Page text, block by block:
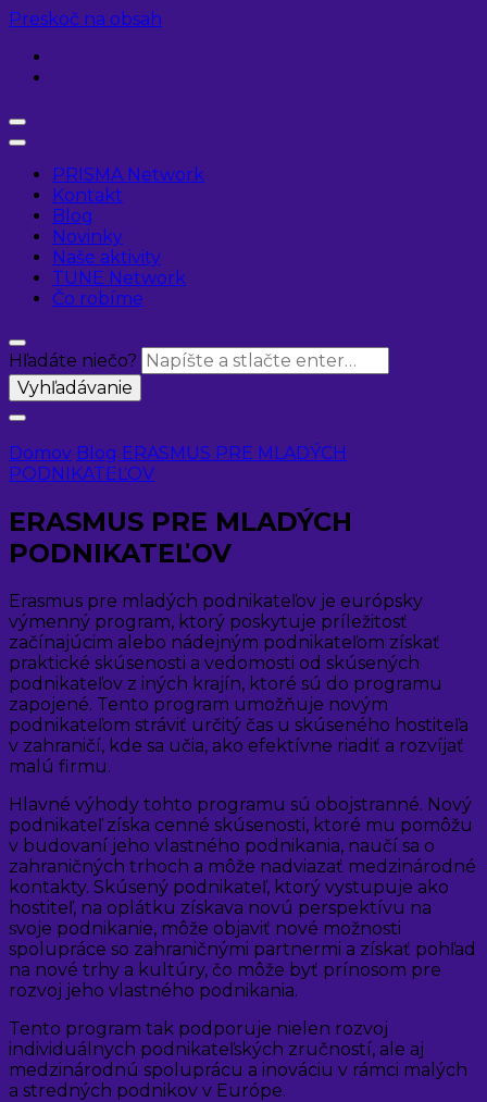
Preskoč na obsah
PRISMA Network
Kontakt
Blog
Novinky
Naše aktivity
TUNE Network
Čo robíme
Hľadáte niečo?
Domov Blog ERASMUS PRE MLADÝCH
PODNIKATEĽOV
ERASMUS PRE MLADÝCH
PODNIKATEĽOV
Erasmus pre mladých podnikateľov je európsky
výmenný program, ktorý poskytuje príležitosť
začínajúcim alebo nádejným podnikateľom získať
praktické skúsenosti a vedomosti od skúsených
podnikateľov z iných krajín, ktoré sú do programu
zapojené. Tento program umožňuje novým
podnikateľom stráviť určitý čas u skúseného hostiteľa
v zahraničí, kde sa učia, ako efektívne riadiť a rozvíjať
malú firmu.
Hlavné výhody tohto programu sú obojstranné. Nový
podnikateľ získa cenné skúsenosti, ktoré mu pomôžu
v budovaní jeho vlastného podnikania, naučí sa o
zahraničných trhoch a môže nadviazať medzinárodné
kontakty. Skúsený podnikateľ, ktorý vystupuje ako
hostiteľ, na oplátku získava novú perspektívu na
svoje podnikanie, môže objaviť nové možnosti
spolupráce so zahraničnými partnermi a získať pohľad
na nové trhy a kultúry, čo môže byť prínosom pre
rozvoj jeho vlastného podnikania.
Tento program tak podporuje nielen rozvoj
individuálnych podnikateľských zručností, ale aj
medzinárodnú spoluprácu a inováciu v rámci malých
a stredných podnikov v Európe.